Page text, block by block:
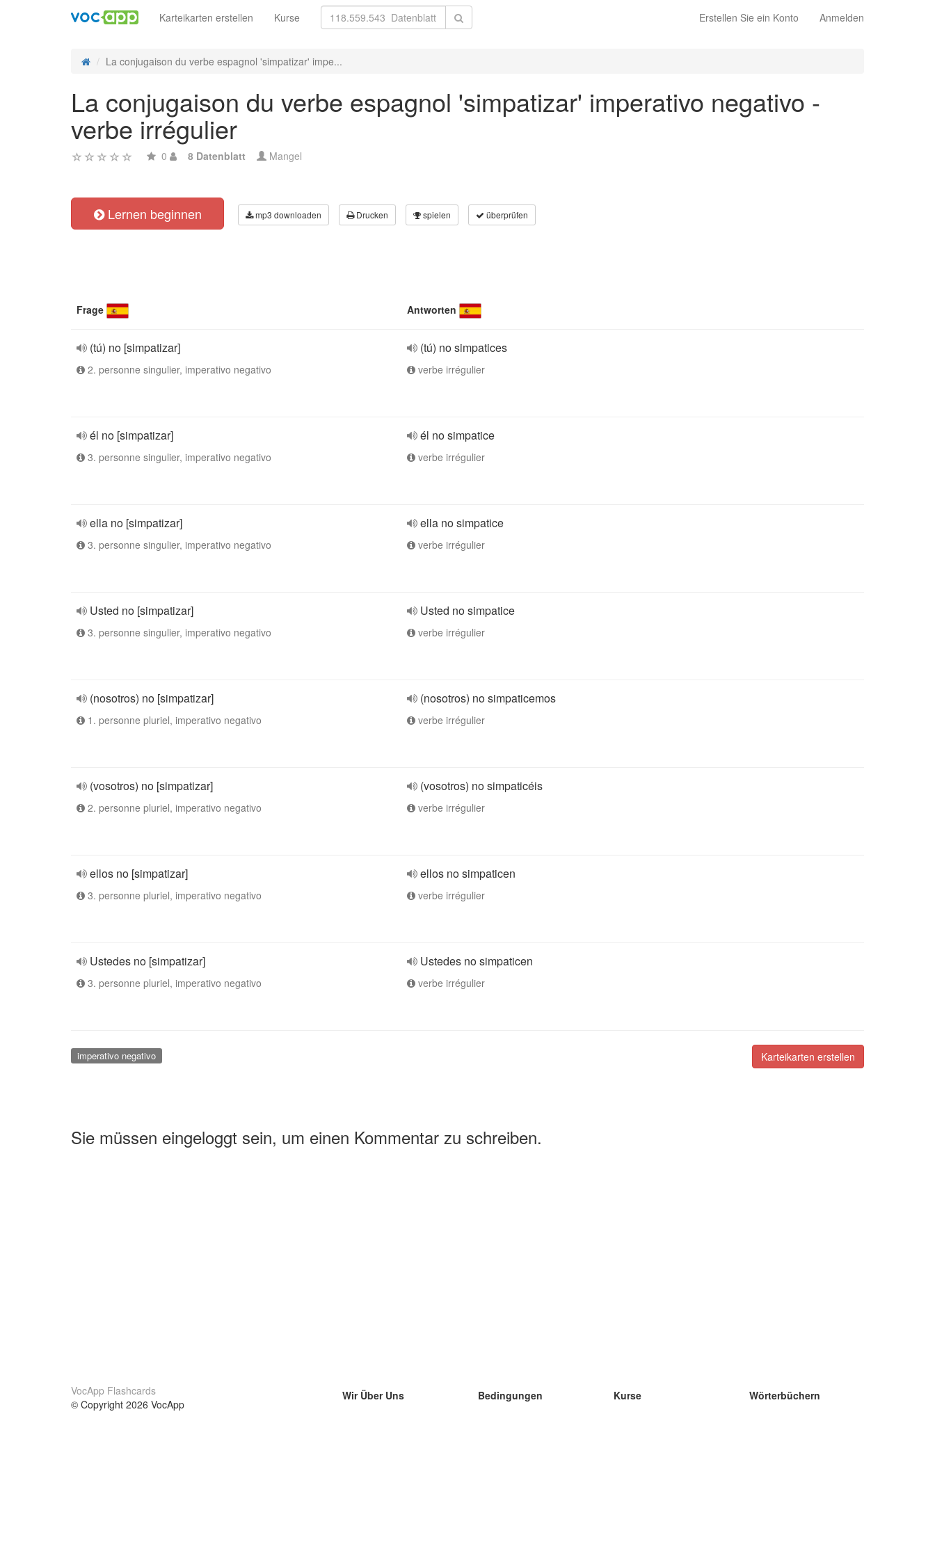
Erstellen Sie ein Konto Anmelden
Karteikarten erstellen Kurse
La conjugaison du verbe espagnol 'simpatizar' impe...
La conjugaison du verbe espagnol 'simpatizar' imperativo negativo -
verbe irrégulier
0 8 Datenblatt Mangel
Lernen beginnen mp3 downloaden Drucken spielen überprüfen
Frage Antworten
(tú) no [simpatizar]
2. personne singulier, imperativo negativo
(tú) no simpatices
verbe irrégulier
él no [simpatizar]
3. personne singulier, imperativo negativo
él no simpatice
verbe irrégulier
ella no [simpatizar]
3. personne singulier, imperativo negativo
ella no simpatice
verbe irrégulier
Usted no [simpatizar]
3. personne singulier, imperativo negativo
Usted no simpatice
verbe irrégulier
(nosotros) no [simpatizar]
1. personne pluriel, imperativo negativo
(nosotros) no simpaticemos
verbe irrégulier
(vosotros) no [simpatizar]
2. personne pluriel, imperativo negativo
(vosotros) no simpaticéis
verbe irrégulier
ellos no [simpatizar]
3. personne pluriel, imperativo negativo
ellos no simpaticen
verbe irrégulier
Ustedes no [simpatizar]
3. personne pluriel, imperativo negativo
Ustedes no simpaticen
verbe irrégulier
Karteikarten erstellen
imperativo negativo
Sie müssen eingeloggt sein, um einen Kommentar zu schreiben.
VocApp Flashcards
© Copyright 2026 VocApp
Wir Über Uns
Bedingungen
Kurse
Wörterbüchern